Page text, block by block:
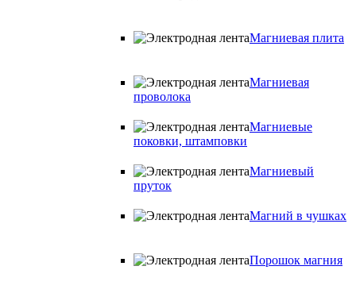
Магниевая плита
Магниевая
проволока
Магниевые
поковки, штамповки
Магниевый
пруток
Магний в чушках
Порошок магния